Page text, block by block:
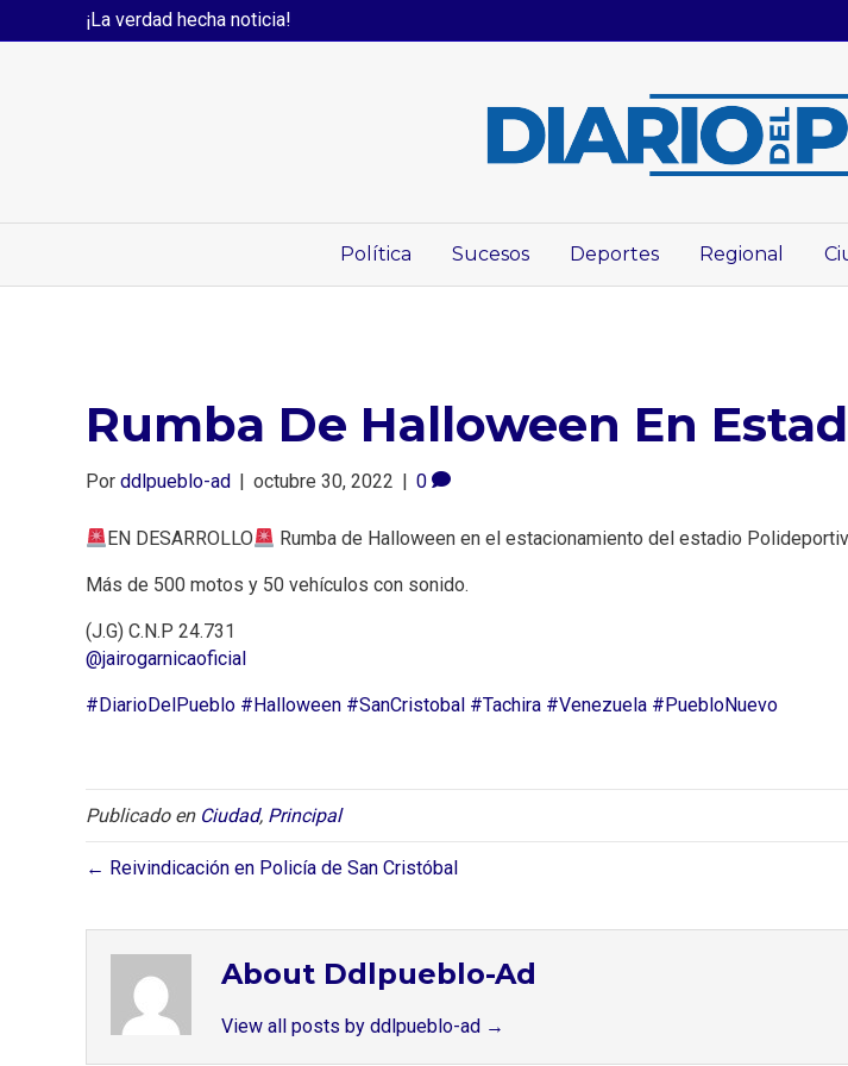
¡La verdad hecha noticia!
Política Sucesos Deportes Regional
Rumba De Halloween En
Por ddlpueblo-ad | octubre 30, 2022 | 0
EN DESARROLLO Rumba de Halloween en el estacionamiento del estadio
Más de 500 motos y 50 vehículos con sonido.
(J.G) C.N.P 24.731
@jairogarnicaoficial
#DiarioDelPueblo #Halloween #SanCristobal #Tachira #Venezuela #PuebloNuevo
Publicado en Ciudad, Principal
← Reivindicación en Policía de San Cristóbal
About Ddlpueblo-Ad
View all posts by ddlpueblo-ad →